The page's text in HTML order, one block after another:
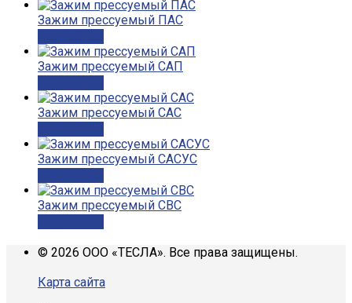
Зажим прессуемый ПАС
Зажим прессуемый САП
Зажим прессуемый САС
Зажим прессуемый САСУС
Зажим прессуемый СВС
© 2026 ООО «ТЕСЛА». Все права защищены.
Карта сайта